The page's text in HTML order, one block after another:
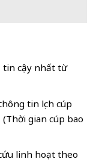
tin cậy nhất từ
tin lịch cúp
gian cúp bao
linh hoạt theo